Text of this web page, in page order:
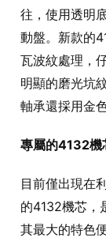
往，使用透明
動盤。新款的
瓦波紋處理，
明顯的磨光坑
軸承還採用金
專屬的4132機
目前僅出現在
的4132機芯，
其最大的特色